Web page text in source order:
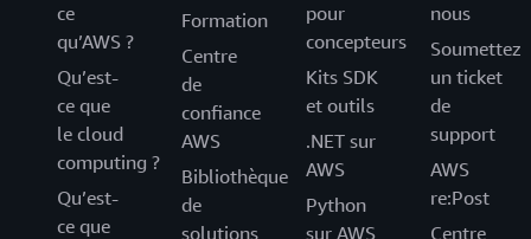
ce
qu’AWS ?
Qu’est-
ce que
le cloud
computing ?
Qu’est-
ce que
Formation
Centre
de
confiance
AWS
Bibliothèque
de
solutions
pour
concepteurs
Kits SDK
et outils
.NET sur
AWS
Python
sur AWS
nous
Soumettez
un ticket
de
support
AWS
re:Post
Centre